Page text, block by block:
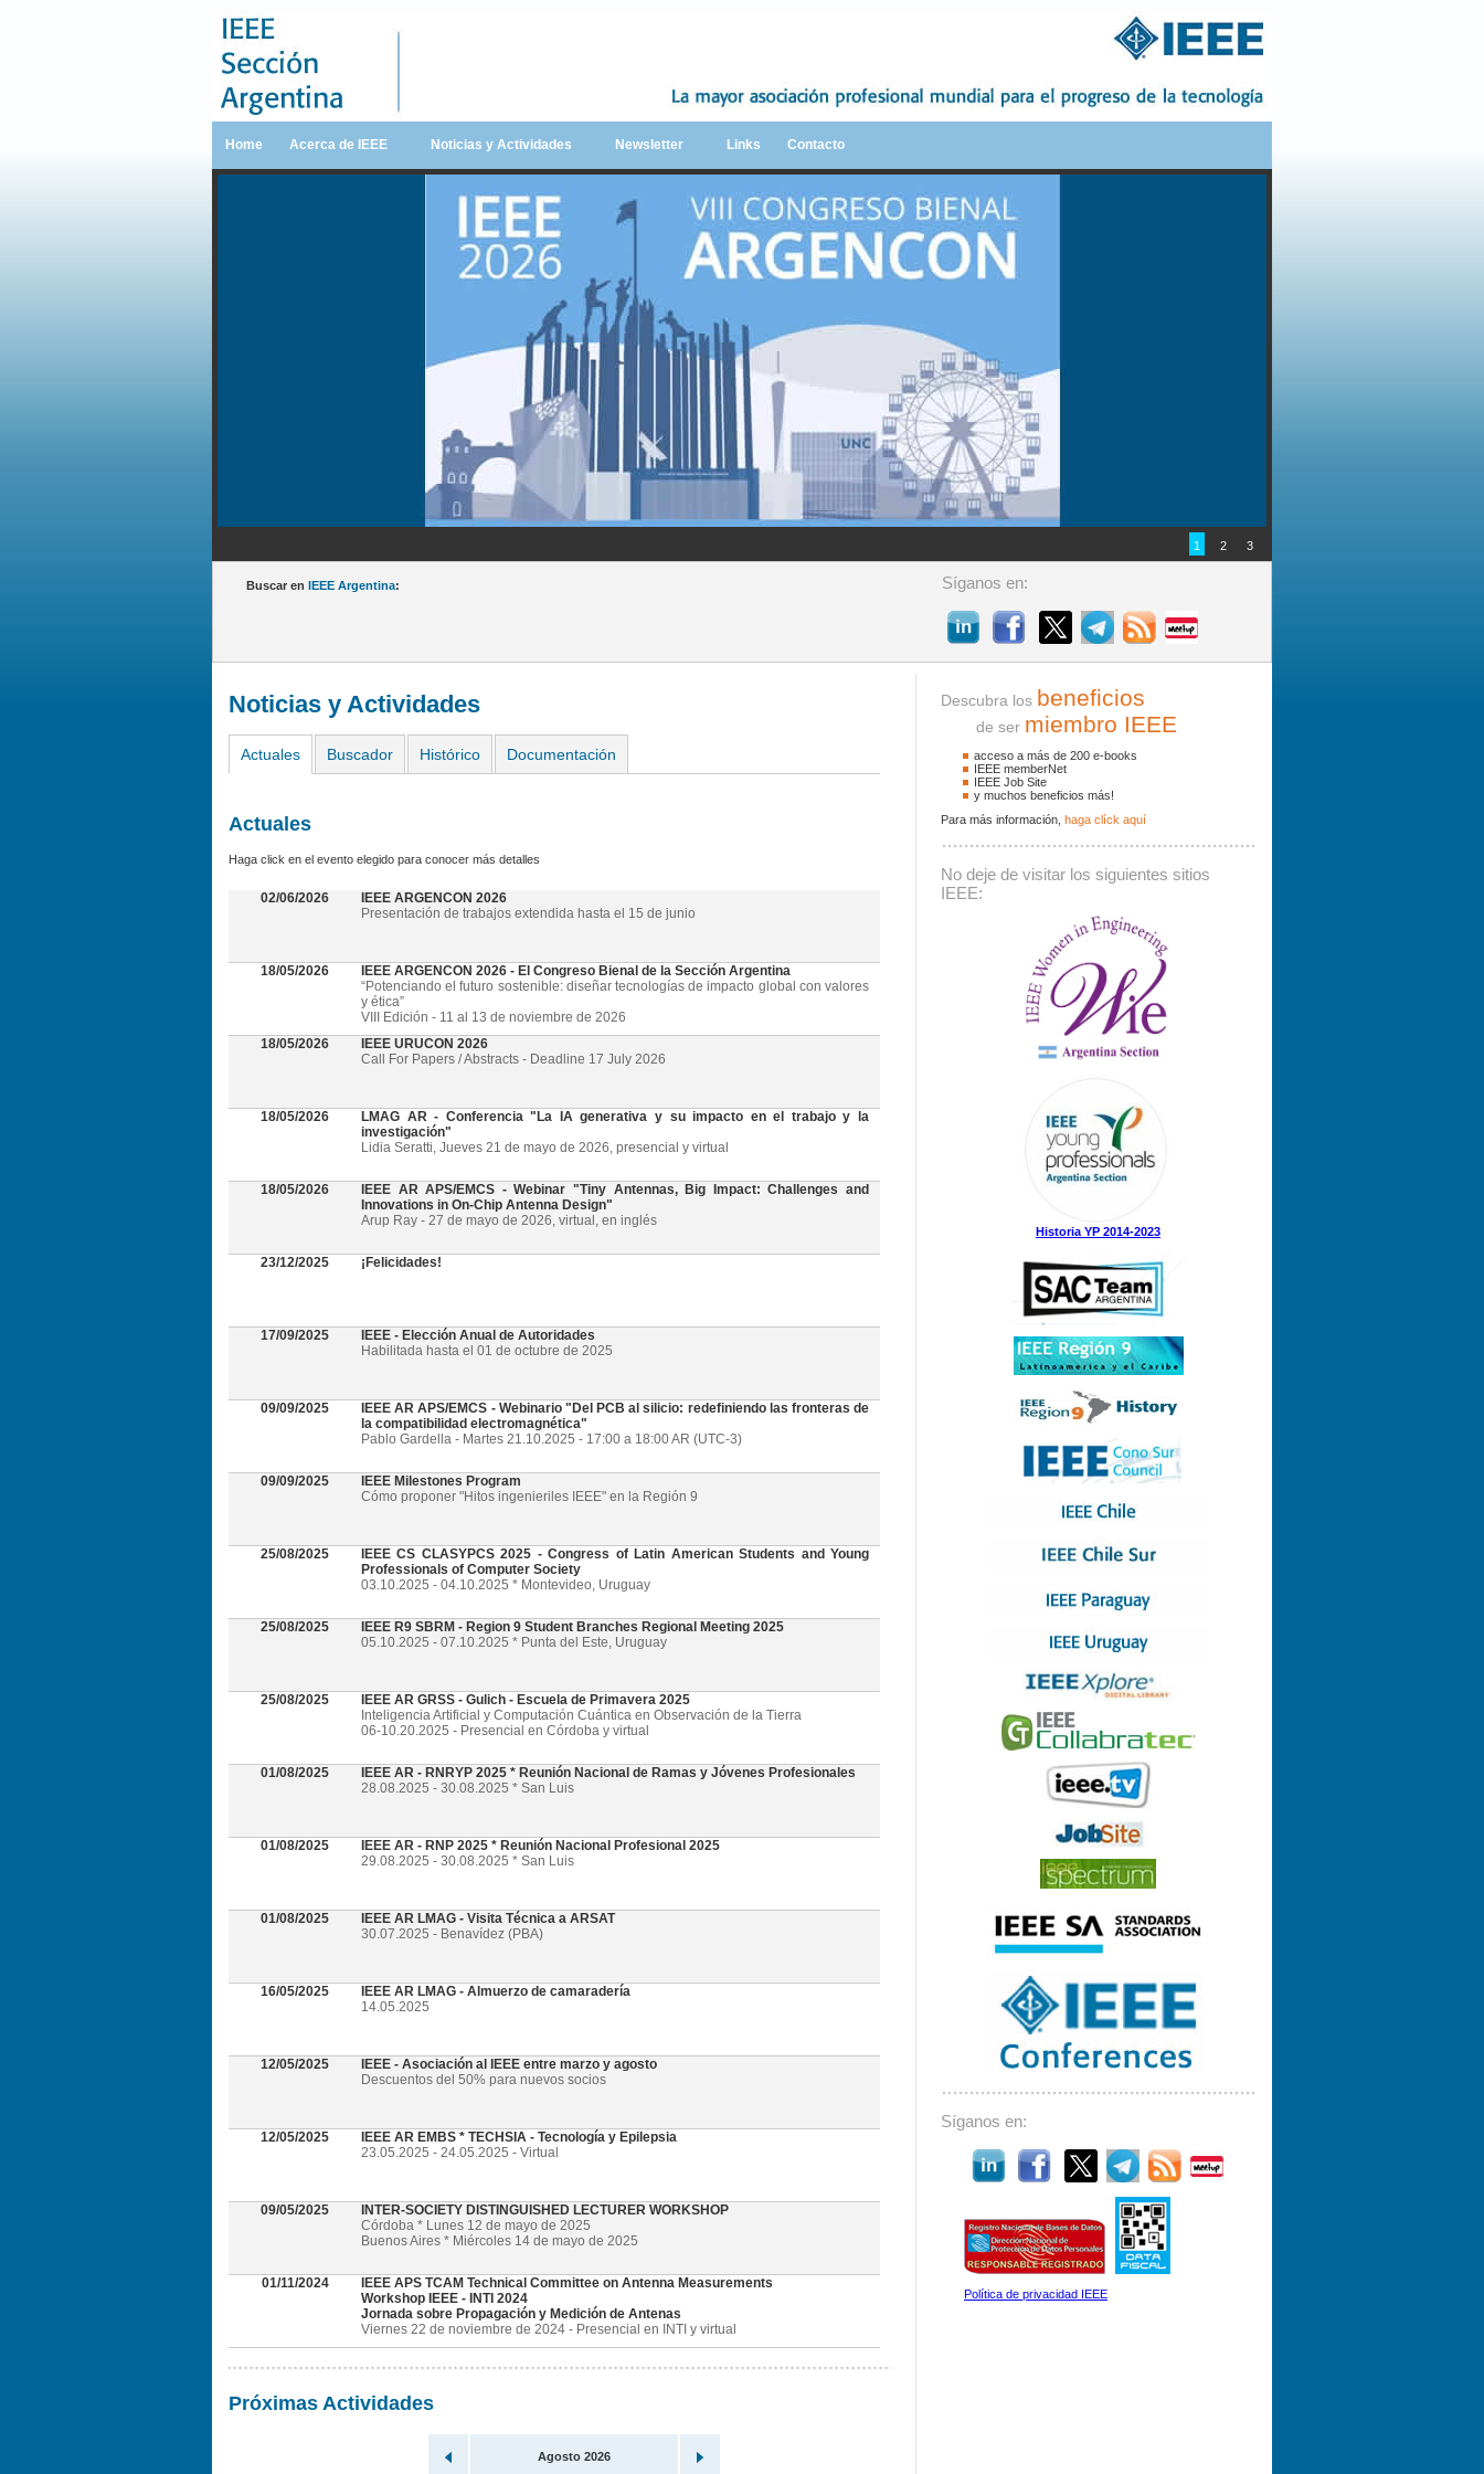
Home Acerca de IEEE Noticias y Actividades Newsletter Links Contacto
1 2 3
Buscar en IEEE Argentina: Síganos en:
Noticias y Actividades
Actuales Buscador Histórico Documentación
Actuales
Haga click en el evento elegido para conocer más detalles
02/06/2026
IEEE ARGENCON 2026
Presentación de trabajos extendida hasta el 15 de junio
18/05/2026
IEEE ARGENCON 2026 - El Congreso Bienal de la Sección Argentina
“Potenciando el futuro sostenible: diseñar tecnologías de impacto global con valores
y ética”
VIII Edición - 11 al 13 de noviembre de 2026
18/05/2026
IEEE URUCON 2026
Call For Papers / Abstracts - Deadline 17 July 2026
18/05/2026
LMAG AR - Conferencia "La IA generativa y su impacto en el trabajo y la
investigación"
Lidia Seratti, Jueves 21 de mayo de 2026, presencial y virtual
18/05/2026
IEEE AR APS/EMCS - Webinar "Tiny Antennas, Big Impact: Challenges and
Innovations in On-Chip Antenna Design"
Arup Ray - 27 de mayo de 2026, virtual, en inglés
23/12/2025 ¡Felicidades!
17/09/2025
IEEE - Elección Anual de Autoridades
Habilitada hasta el 01 de octubre de 2025
09/09/2025
IEEE AR APS/EMCS - Webinario "Del PCB al silicio: redefiniendo las fronteras de
la compatibilidad electromagnética"
Pablo Gardella - Martes 21.10.2025 - 17:00 a 18:00 AR (UTC-3)
09/09/2025
IEEE Milestones Program
Cómo proponer "Hitos ingenieriles IEEE" en la Región 9
25/08/2025
IEEE CS CLASYPCS 2025 - Congress of Latin American Students and Young
Professionals of Computer Society
03.10.2025 - 04.10.2025 * Montevideo, Uruguay
25/08/2025
IEEE R9 SBRM - Region 9 Student Branches Regional Meeting 2025
05.10.2025 - 07.10.2025 * Punta del Este, Uruguay
25/08/2025
IEEE AR GRSS - Gulich - Escuela de Primavera 2025
Inteligencia Artificial y Computación Cuántica en Observación de la Tierra
06-10.20.2025 - Presencial en Córdoba y virtual
01/08/2025
IEEE AR - RNRYP 2025 * Reunión Nacional de Ramas y Jóvenes Profesionales
28.08.2025 - 30.08.2025 * San Luis
01/08/2025
IEEE AR - RNP 2025 * Reunión Nacional Profesional 2025
29.08.2025 - 30.08.2025 * San Luis
01/08/2025
IEEE AR LMAG - Visita Técnica a ARSAT
30.07.2025 - Benavídez (PBA)
16/05/2025
IEEE AR LMAG - Almuerzo de camaradería
14.05.2025
12/05/2025
IEEE - Asociación al IEEE entre marzo y agosto
Descuentos del 50% para nuevos socios
12/05/2025
IEEE AR EMBS * TECHSIA - Tecnología y Epilepsia
23.05.2025 - 24.05.2025 - Virtual
09/05/2025
INTER-SOCIETY DISTINGUISHED LECTURER WORKSHOP
Córdoba * Lunes 12 de mayo de 2025
Buenos Aires * Miércoles 14 de mayo de 2025
01/11/2024
IEEE APS TCAM Technical Committee on Antenna Measurements
Workshop IEEE - INTI 2024
Jornada sobre Propagación y Medición de Antenas
Viernes 22 de noviembre de 2024 - Presencial en INTI y virtual
Buscador
La palabra a buscar debe contener al menos 3 caracteres.
Buscar:
Próximas Actividades
Agosto 2026
Descubra los beneficios
de ser miembro IEEE
acceso a más de 200 e-books
IEEE memberNet
IEEE Job Site
y muchos beneficios más!
Para más información, haga clíck aquí
No deje de visitar los siguientes sitios
IEEE:
Historia YP 2014-2023
Síganos en:
Política de privacidad IEEE